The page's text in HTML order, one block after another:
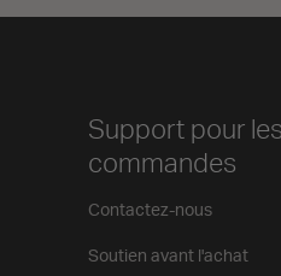
Support pour les
commandes
Contactez-nous
Soutien avant l'achat